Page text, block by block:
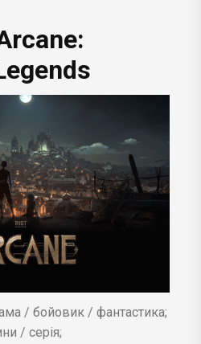
/ бойовик / фантастика;
/ серія;